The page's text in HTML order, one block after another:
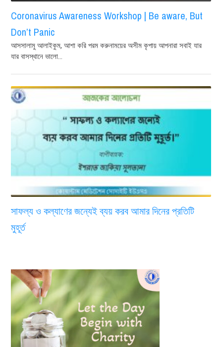
Coronavirus Awareness Workshop | Be aware, But
Don’t Panic
আসসালামু আলাইকুম, আশা করি পরম করুনাময়ের অসীম কৃপায় আপনারা সবাই যার
যার বাসস্থানে ভালো...
সাফল্য ও কল্যাণের জন্যেই ব্যয় করব আমার দিনের প্রতিটি
মুহূর্ত